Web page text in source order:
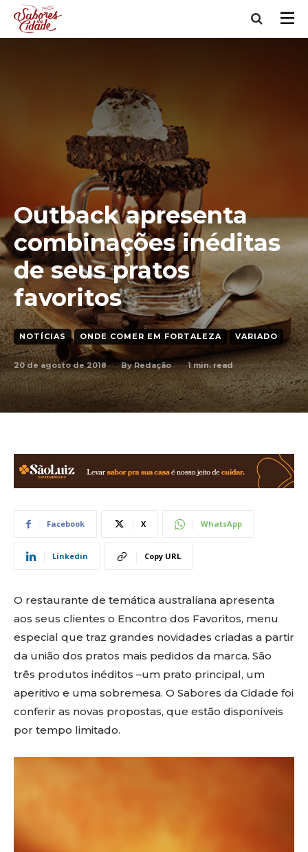
Outback apresenta
combinações inéditas
de seus pratos
favoritos
NOTÍCIAS ONDE COMER EM FORTALEZA VARIADO
20 de agosto de 2018 By Redação 1min. read
Facebook X WhatsApp
Linkedin Copy URL
O restaurante de temática australiana apresenta
aos seus clientes o Encontro dos Favoritos, menu
especial que traz grandes novidades criadas a partir
da união dos pratos mais pedidos da marca. São
três produtos inéditos –um prato principal, um
aperitivo e uma sobremesa. O Sabores da Cidade foi
conferir as novas propostas, que estão disponíveis
por tempo limitado.